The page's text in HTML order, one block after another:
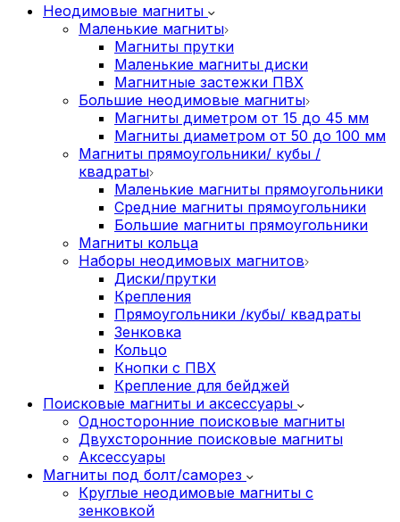
Неодимовые магниты
Маленькие магниты
Магниты прутки
Маленькие магниты диски
Магнитные застежки ПВХ
Большие неодимовые магниты
Магниты диметром от 15 до 45 мм
Магниты диаметром от 50 до 100 мм
Магниты прямоугольники/ кубы /
квадраты
Маленькие магниты прямоугольники
Средние магниты прямоугольники
Большие магниты прямоугольники
Магниты кольца
Наборы неодимовых магнитов
Диски/прутки
Крепления
Прямоугольники /кубы/ квадраты
Зенковка
Кольцо
Кнопки с ПВХ
Крепление для бейджей
Поисковые магниты и аксессуары
Односторонние поисковые магниты
Двухсторонние поисковые магниты
Аксессуары
Магниты под болт/саморез
Круглые неодимовые магниты с
зенковкой